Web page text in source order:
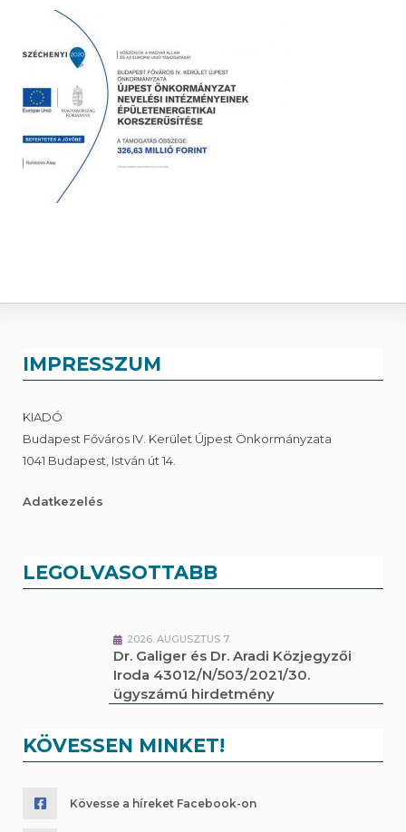
IMPRESSZUM
KIADÓ
Budapest Főváros IV. Kerület Újpest Önkormányzata
1041 Budapest, István út 14.
Adatkezelés
LEGOLVASOTTABB
2026. AUGUSZTUS 7.
Dr. Galiger és Dr. Aradi Közjegyzői
Iroda 43012/N/503/2021/30.
ügyszámú hirdetmény
KÖVESSEN MINKET!
Kövesse a híreket Facebook-on